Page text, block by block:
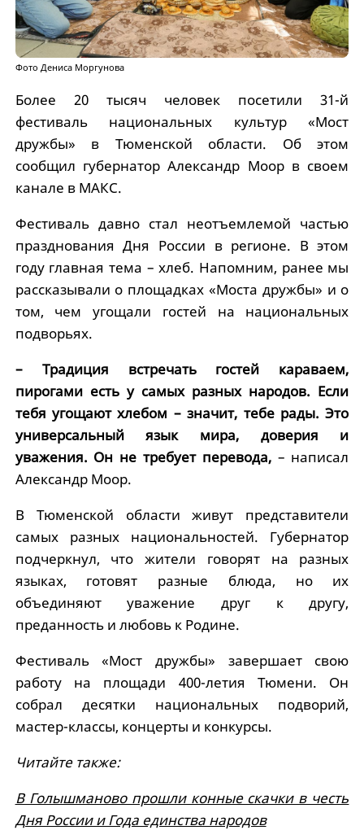
Фото Дениса Моргунова
Более 20 тысяч человек посетили 31-й
фестиваль национальных культур «Мост
дружбы» в Тюменской области. Об этом
сообщил губернатор Александр Моор в своем
канале в МАКС.
Фестиваль давно стал неотъемлемой частью
празднования Дня России в регионе. В этом
году главная тема – хлеб. Напомним, ранее мы
рассказывали о площадках «Моста дружбы» и о
том, чем угощали гостей на национальных
подворьях.
– Традиция встречать гостей караваем,
пирогами есть у самых разных народов. Если
тебя угощают хлебом – значит, тебе рады. Это
универсальный язык мира, доверия и
уважения. Он не требует перевода,– написал
Александр Моор.
В Тюменской области живут представители
самых разных национальностей. Губернатор
подчеркнул, что жители говорят на разных
языках, готовят разные блюда, но их
объединяют уважение друг к другу,
преданность и любовь к Родине.
Фестиваль «Мост дружбы» завершает свою
работу на площади 400-летия Тюмени. Он
собрал десятки национальных подворий,
мастер-классы, концерты и конкурсы.
Читайте также:
В Голышманово прошли конные скачки в честь
Дня России и Года единства народов